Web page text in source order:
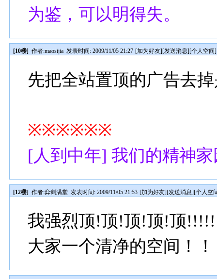
为鉴，可以明得失。
[10楼] 作者:maosijia 发表时间: 2009/11/05 21:27 [加为好友][发送消息][个人空间]
先把全站置顶的广告去
※※※※※※
[人到中年] 我们的精神家
[12楼] 作者:弈剑满堂 发表时间: 2009/11/05 21:53 [加为好友][发送消息][个人空
我强烈顶!顶!顶!顶!顶
大家一个清净的空间！